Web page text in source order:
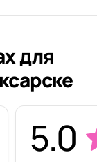
для
5.0